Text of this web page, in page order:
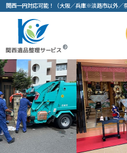
関⻄⼀円対応可能！（⼤阪／兵庫※淡路市以外／